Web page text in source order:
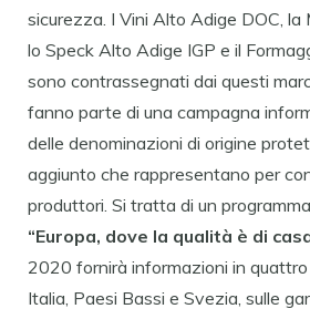
sicurezza. I Vini Alto Adige DOC, la
lo Speck Alto Adige IGP e il
sono contrassegnati dai questi
fanno parte di una campagna
delle denominazioni di origine
aggiunto che rappresentano per
produttori. Si tratta di un programma
“Europa, dove la qualità è di
2020 fornirà informazioni in quattro
Italia, Paesi Bassi e Svezia, sulle